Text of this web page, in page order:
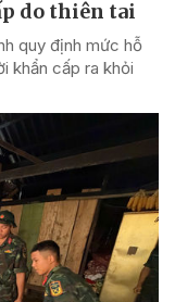
do thiên tai
quy định mức hỗ
khẩn cấp ra khỏi